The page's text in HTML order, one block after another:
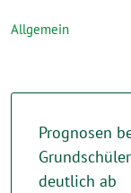
Allgemein
Prognosen
deutlich ab